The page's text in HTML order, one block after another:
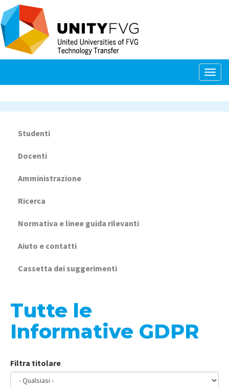
Salta
al
contenuto
principale
Navigazione
principale
Studenti
Docenti
Amministrazione
Ricerca
Normativa e linee guida rilevanti
Aiuto e contatti
Cassetta dei suggerimenti
Tutte le
Informative GDPR
Filtra titolare